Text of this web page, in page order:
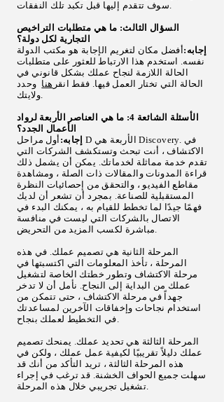
السؤال الثالث: ما هي متطلبات التراخيص
التجارية لكل دولة؟
إجابه: أفضل مكان لتغريم الإجابة هو مكتب الدولة
نفسه. استخدم هذا الارتباط للعثور على متطلبات
الحالة اللازمة لنجاح عملك بشكل قانوني في
الحالة التي تختار العمل فيها. فقط انقر هنا وحدد
ولايتك.
الأسئلة الشائعة 4: ما هي العناصر الأربعة لرواد
الأعمال الجدد؟
إجابه: أول مراحل D الأربعة هي Discovery. في
الاكتشاف ، أنت تبحث وتستكشف الشركات التي
تقدم خدمة مماثلة لخدماتك. يمكن أن يشمل ذلك
قراءة المدونات والمقالات ذات الصلة ، ومشاهدة
مقاطع الفيديو ، والتحقق من إحصائيات النظرة
المستقبلية للصناعة. بمجرد أن تشعر أن لديك
فهمًا جيدًا لما تخطط للقيام به ، يمكنك البدء في
الاتصال بالشركات التي ليست في منافسة
المرحلة الثانية هي تصميم عملك. في هذه
المرحلة ، تأخذ المعلومات التي اكتسبتها في
مرحلة الاكتشاف وتطور خطتك الخاصة لتشغيل
عملك من البداية إلى النجاح. نأمل أن لا تدخر
جهداً في مرحلة الاكتشاف ، حتى تتمكن من
استخدام نجاحات وإخفاقات الآخرين لمساعدتك
المرحلة الثالثة هي تحديد عملك. يمنحك تصميم
عملك دليلاً تقريبيًا لكيفية عمل عملك ، ولكن في
هذه المرحلة الثالثة ، تريد التأكد من أنك قد
سهلت جميع الحواف الخشنة. قد ترغب في إجراء
تشغيل تجريبي خلال هذه المرحلة.